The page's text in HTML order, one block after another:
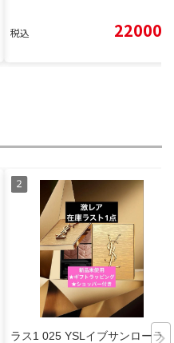
税込 22000
ラス1 025 YSLイブサンローラ